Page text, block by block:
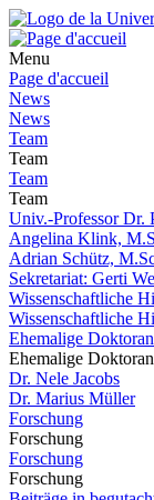
Menu
Page d'accueil
News
News
Team
Team
Team
Team
Univ.-Professor Dr.
Angelina Klink,
Adrian Schütz,
Sekretariat: Gerti
Wissenschaftliche
Wissenschaftliche
Ehemalige
Ehemalige
Dr. Nele Jacobs
Dr. Marius Müller
Forschung
Forschung
Forschung
Forschung